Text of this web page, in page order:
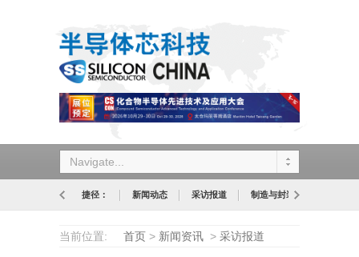
Navigate...
捷径： 新闻动态 采访报道 制造与封装
当前位置: 首页 > 新闻资讯 > 采访报道